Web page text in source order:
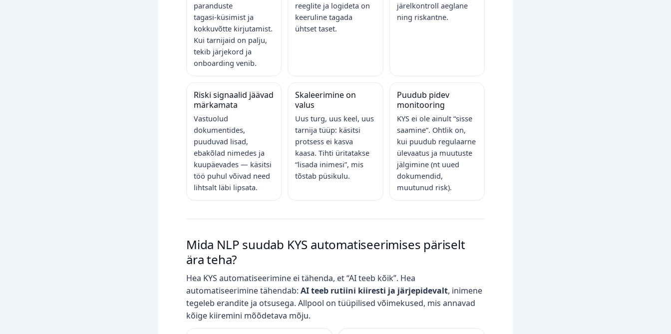
paranduste
tagasi‑küsimist ja
kokkuvõtte kirjutamist.
Kui tarnijaid on palju,
tekib järjekord ja
onboarding venib.
reeglite ja logideta on
keeruline tagada
ühtset taset.
järelkontroll aeglane
ning riskantne.
Riski signaalid jäävad
märkamata
Vastuolud
dokumentides,
puuduvad lisad,
ebakõlad nimedes ja
kuupäevades — käsitsi
töö puhul võivad need
lihtsalt läbi lipsata.
Skaleerimine on
valus
Uus turg, uus keel, uus
tarnija tüüp: käsitsi
protsess ei kasva
kaasa. Tihti üritatakse
“lisada inimesi”, mis
tõstab püsikulu.
Puudub pidev
monitooring
KYS ei ole ainult “sisse
saamine”. Ohtlik on,
kui puudub regulaarne
ülevaatus ja muutuste
jälgimine (nt uued
dokumendid,
muutunud risk).
Mida NLP suudab KYS automatiseerimises päriselt
ära teha?
Hea KYS automatiseerimine ei tähenda, et “AI teeb kõik”. Hea
automatiseerimine tähendab: AI teeb rutiini kiiresti ja järjepidevalt, inimene
tegeleb erandite ja otsusega. Allpool on tüüpilised võimekused, mis annavad
kõige kiiremini mõõdetava mõju.